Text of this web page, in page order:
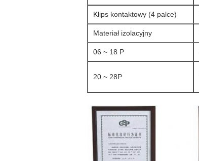
Klips kontaktowy (4 palce)
Materiał izolacyjny
06 ~ 18 P
20 ~ 28P